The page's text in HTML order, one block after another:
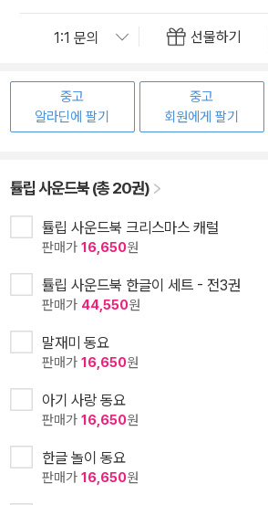
선물하기
중고
알라딘에 팔기
중고
회원에게 팔기
튤립 사운드북 (총 20권)
튤립 사운드북 크리스마스 캐럴
판매가 16,650원
튤립 사운드북 한글이 세트 - 전3권
판매가 44,550원
말재미 동요
판매가 16,650원
아기 사랑 동요
판매가 16,650원
한글 놀이 동요
판매가 16,650원